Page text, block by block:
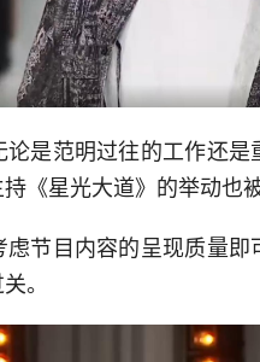
是范明过往的工作还是
《星光大道》的举动也
节目内容的呈现质量
。